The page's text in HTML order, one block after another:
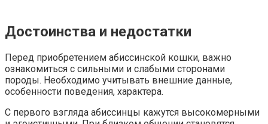
Достоинства и недостатки
Перед приобретением абиссинской кошки, важно
ознакомиться с сильными и слабыми сторонами
породы. Необходимо учитывать внешние данные,
особенности поведения, характера.
С первого взгляда абиссинцы кажутся высокомерными